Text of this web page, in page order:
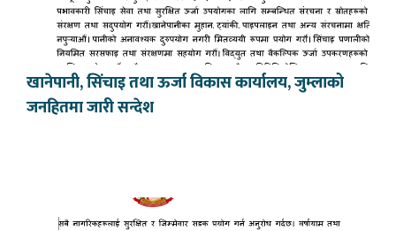
खानेपानी, सिंचाइ तथा ऊर्जा विकास कार्यालय, जुम्लाको
जनहितमा जारी सन्देश